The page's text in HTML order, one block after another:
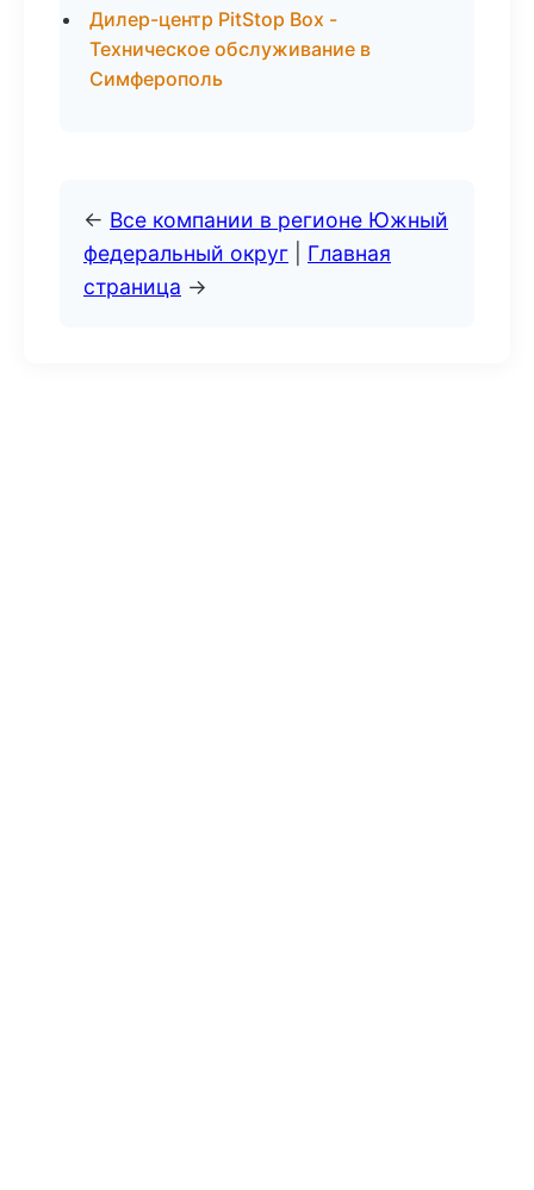
Дилер-центр PitStop Box -
Техническое обслуживание в
Симферополь
← Все компании в регионе Южный
федеральный округ
Главная
страница →